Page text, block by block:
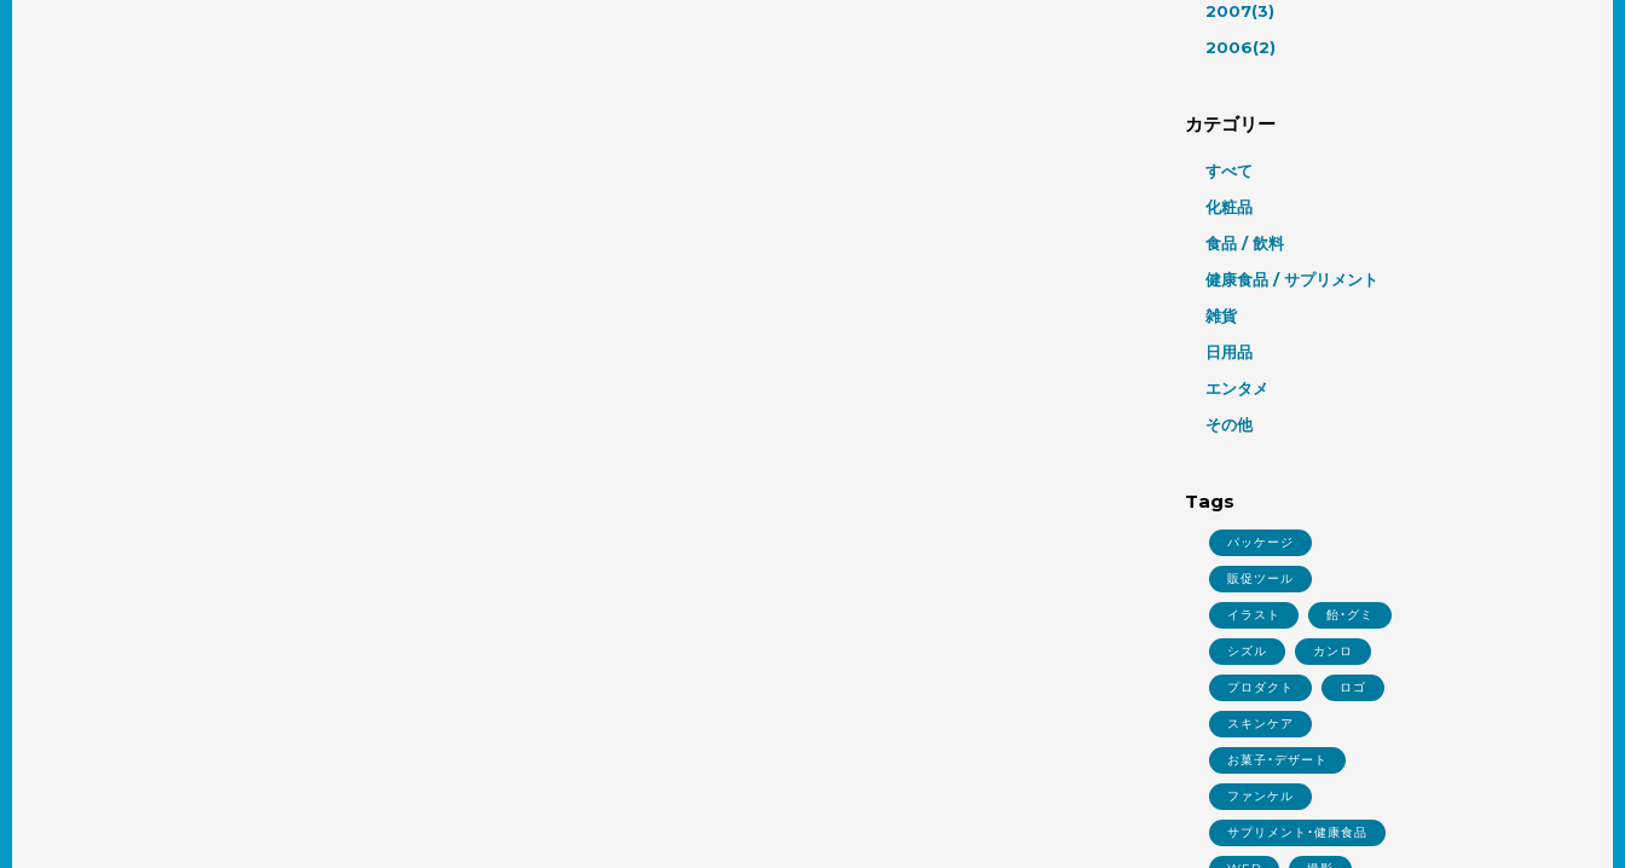
2007(3)
2006(2)
カテゴリー
すべて
化粧品
食品 / 飲料
健康食品 / サプリメント
雑貨
日用品
エンタメ
その他
Tags
パッケージ
販促ツール
イラスト 飴・グミ
シズル カンロ
プロダクト ロゴ
スキンケア
お菓子・デザート
ファンケル
サプリメント・健康食品